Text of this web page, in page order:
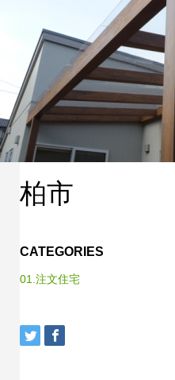
柏市
CATEGORIES
01.注文住宅